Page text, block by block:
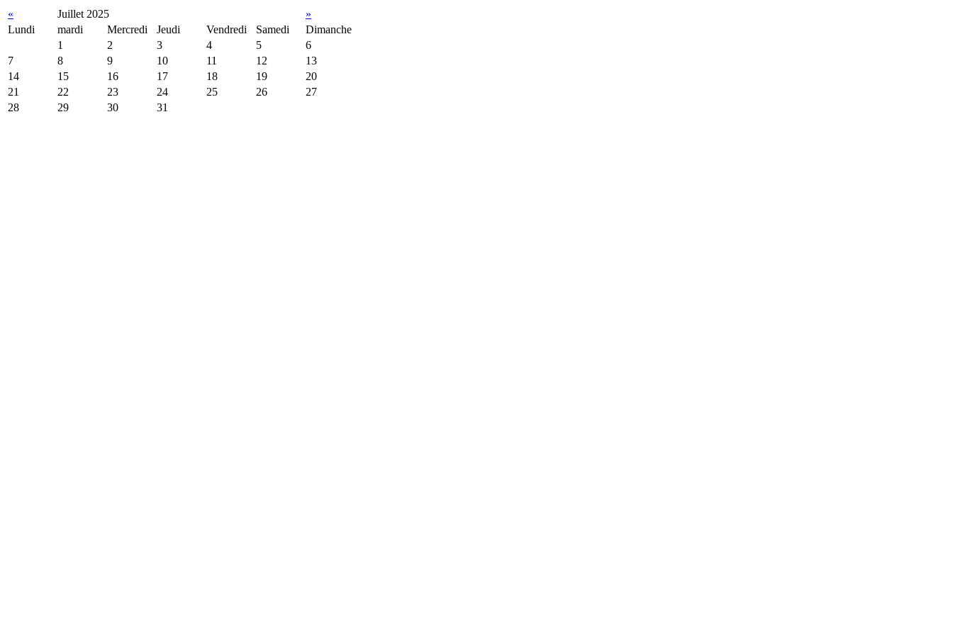
« Juillet 2025
»
Lundi
mardi Mercredi Jeudi Vendredi Samedi
Dimanche
1
2 3 4 5
6
7
8 9 10 11 12
13
14
15 16 17 18 19
20
21
22 23 24 25 26
27
28
29 30 31